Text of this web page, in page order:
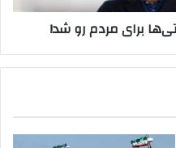
برای مردم رو شد!